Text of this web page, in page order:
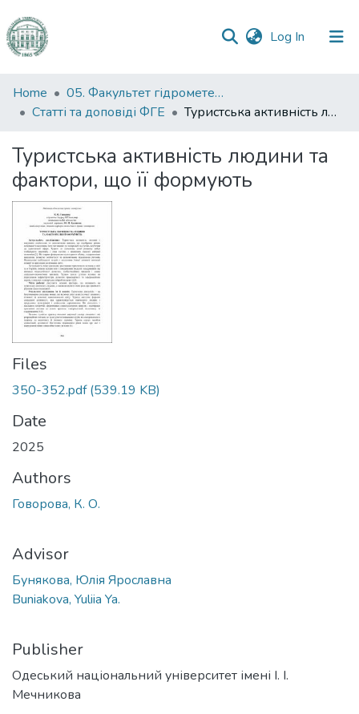
Log In (current)
Communities
&
All of DSpace
Statistics
Home
05. Факультет гідрометеорології і екології
Статті та доповіді ФГЕ
Туристська активність людини та фактори, що її формують
Туристська активність людини та
фактори, що її формують
Files
350-352.pdf(539.19 KB)
Date
2025
Authors
Говорова, К. О.
Advisor
Бунякова, Юлія Ярославна
Buniakova, Yuliia Ya.
Publisher
Одеський національний університет імені І. І.
Мечникова